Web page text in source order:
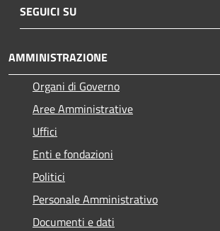
SEGUICI SU
AMMINISTRAZIONE
Organi di Governo
Aree Amministrative
Uffici
Enti e fondazioni
Politici
Personale Amministrativo
Documenti e dati